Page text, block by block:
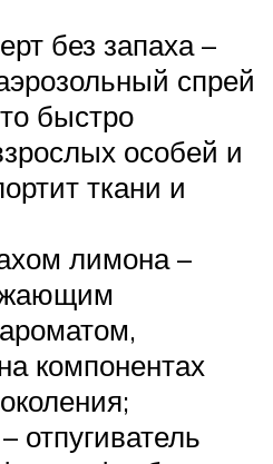
без запаха –
спрей
быстро
особей и
ткани и
лимона –
компонентах
отпугиватель